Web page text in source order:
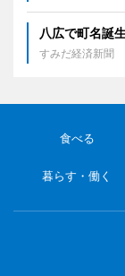
八広で町名誕
すみだ経済新聞
食べる
暮らす・働く